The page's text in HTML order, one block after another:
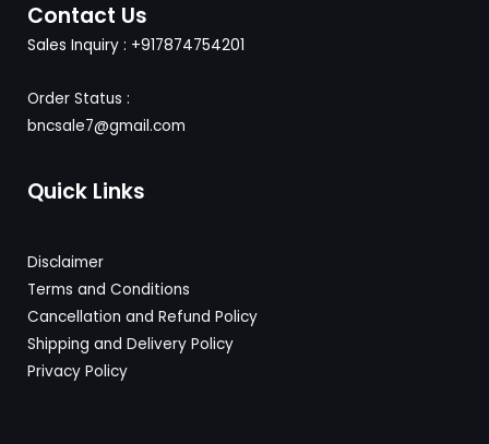
Contact Us
Sales Inquiry : +917874754201
Order Status :
bncsale7@gmail.com
Quick Links
Disclaimer
Terms and Conditions
Cancellation and Refund Policy
Shipping and Delivery Policy
Privacy Policy